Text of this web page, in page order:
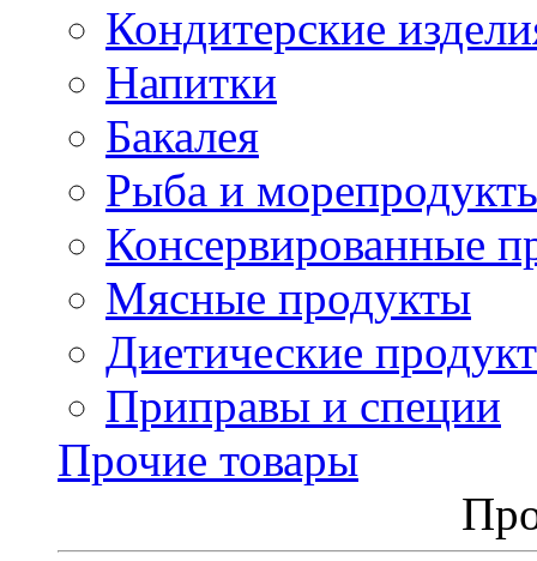
Кондитерские
Напитки
Бакалея
Рыба и
Консервированные
Мясные продукты
Диетические
Приправы и специи
Прочие товары